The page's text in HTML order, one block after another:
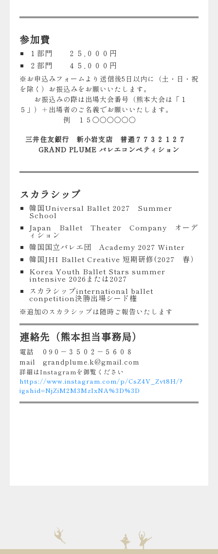
参加費
１部門 ２５,０００円
２部門 ４５,０００円
※お申込みフォームより送信後5日以内に（土・日・祝
を除く）お振込みをお願いいたします。
お振込みの際は出場大会番号（熊本大会は「１
５」）＋出場者のご名義でお願いいたします。
例 １５〇〇〇〇〇〇
三井住友銀行 新小岩支店 普通７７３２１２７
GRAND PLUME バレエコンペティション
スカラシップ
韓国Universal Ballet 2027 Summer
School
Japan Ballet Theater Company オーデ
ィション
韓国国立バレエ団 Academy 2027 Winter
韓国JHI Ballet Creative 短期研修(2027 春）
Korea Youth Ballet Stars summer
intensive 2026または2027
スカラシップinternational ballet
conpetition決勝出場シード権
※追加のスカラシップは随時ご報告いたします
連絡先（熊本担当事務局）
電話 ０9０－３５０２－５６０８
mail grandplume.k@gmail.com
詳細はInstagramを御覧ください
https://www.instagram.com/p/CsZ4V_Zvt8H/?
igshid=NjZiM2M3MzIxNA%3D%3D